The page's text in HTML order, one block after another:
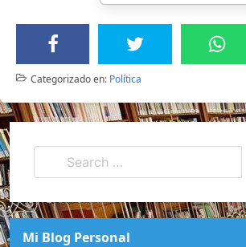
Categorizado en: Política
Mi Blog Personal